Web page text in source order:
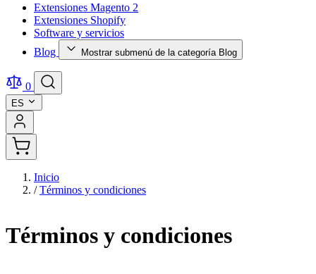
Extensiones Magento 2
Extensiones Shopify
Software y servicios
Blog
Mostrar submenú de la categoría Blog
0
ES
Inicio
/ Términos y condiciones
Términos y condiciones